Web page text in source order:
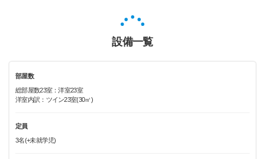
設備一覧
部屋数
総部屋数23室：洋室23室
洋室内訳：ツイン23室(30㎡)
定員
3名(+未就学児)